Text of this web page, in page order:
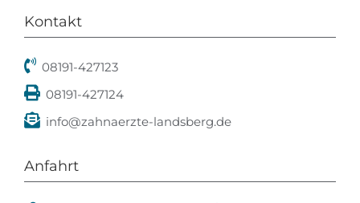
Kontakt
08191-427123
08191-427124
info@zahnaerzte-landsberg.de
Anfahrt